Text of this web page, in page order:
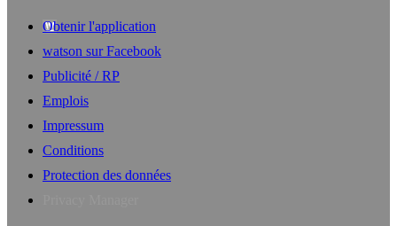
Obtenir l'application
watson sur Facebook
Publicité / RP
Emplois
Impressum
Conditions
Protection des données